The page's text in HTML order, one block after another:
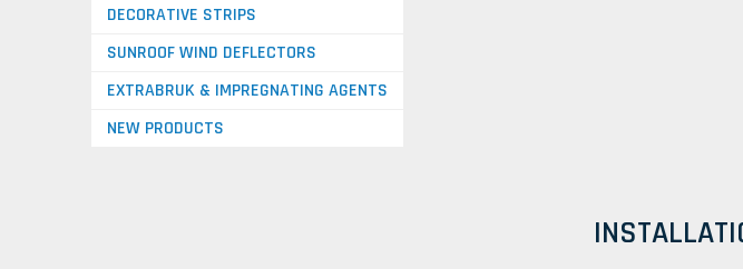
DECORATIVE STRIPS
SUNROOF WIND DEFLECTORS
EXTRABRUK & IMPREGNATING AGENTS
NEW PRODUCTS